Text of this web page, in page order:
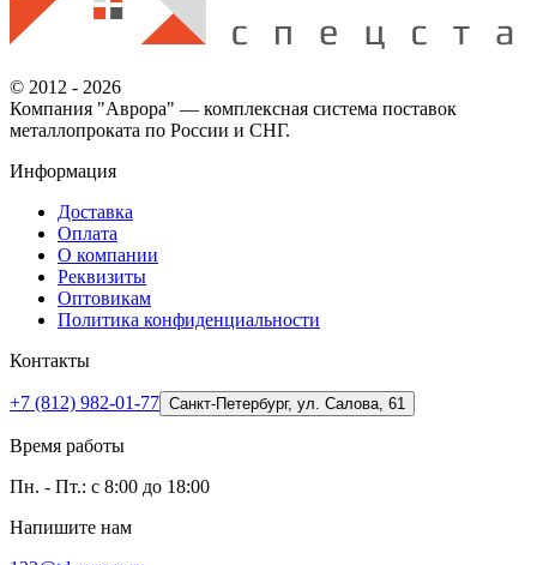
© 2012 - 2026
Компания "Аврора" — комплексная система поставок
металлопроката по России и СНГ.
Информация
Доставка
Оплата
О компании
Реквизиты
Оптовикам
Политика конфиденциальности
Контакты
+7 (812) 982-01-77 Санкт-Петербург, ул. Салова, 61
Время работы
Пн. - Пт.: с 8:00 до 18:00
Напишите нам